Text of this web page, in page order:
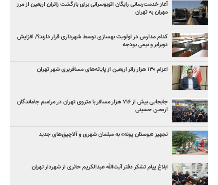
آغاز خدمت‌رسانی رایگان اتوبوسرانی برای بازگشت زائران اربعین از مرز
مهران به تهران
کدام مدارس در اولویت بهسازی توسط شهرداری قرار دارند؟/ افزایش
دوبرابر و نیمی بودجه
اعزام ۱۳۰ هزار زائر اربعین از پایانه‌های مسافربری شهر تهران
جابجایی بیش از ۷۱۶ هزار مسافر با متروی تهران در مراسم جاماندگان
اربعین حسینی
تجهیز «بوستان پونه» به مبلمان شهری و آلاچیق‌های جدید
ابلاغ پیام تشکر دفتر آیت‌الله عبدالکریم حائری از شهردار تهران